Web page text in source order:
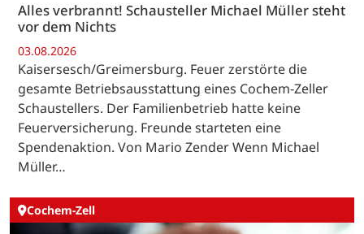
Alles verbrannt! Schausteller Michael Müller steht
vor dem Nichts
03.08.2026
Kaisersesch/Greimersburg. Feuer zerstörte die
gesamte Betriebsausstattung eines Cochem-Zeller
Schaustellers. Der Familienbetrieb hatte keine
Feuerversicherung. Freunde starteten eine
Spendenaktion. Von Mario Zender Wenn Michael
Müller…
Cochem-Zell